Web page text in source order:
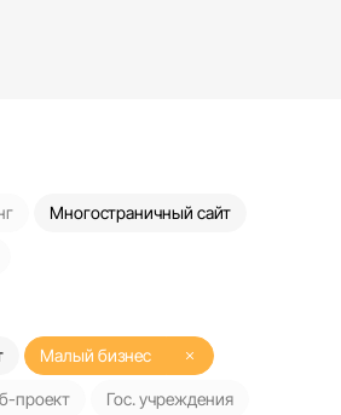
Многостраничный сайт
Малый бизнес
проект Гос. учреждения